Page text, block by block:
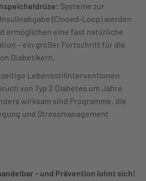
Systeme zur
(Closed-Loop) werden
ermöglichen eine fast natürliche
– ein großer Fortschritt für die
Diabetikern.
Lebensstilinterventionen
von Typ 2 Diabetes um Jahre
wirksam sind Programme, die
und Stressmanagement
– und Prävention lohnt sich!